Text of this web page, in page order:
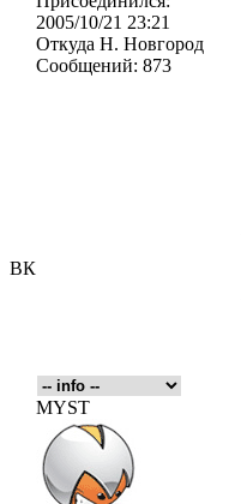
ВК
2005/10/21 23:21
Откуда Н. Новгород
Сообщений: 873
MYST